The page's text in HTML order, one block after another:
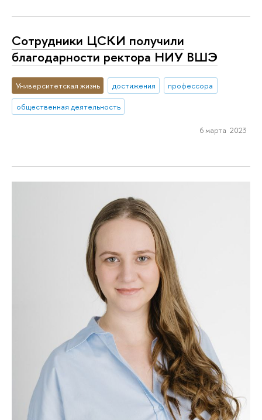
Сотрудники ЦСКИ получили
благодарности ректора НИУ ВШЭ
Университетская жизнь достижения
профессора
общественная деятельность
6 марта 2023